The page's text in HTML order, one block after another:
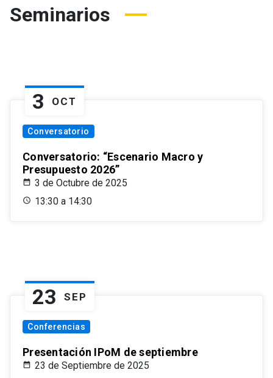
Seminarios
3 OCT
Conversatorio
Conversatorio: “Escenario Macro y
Presupuesto 2026”
3 de Octubre de 2025
13:30 a 14:30
23 SEP
Conferencias
Presentación IPoM de septiembre
23 de Septiembre de 2025